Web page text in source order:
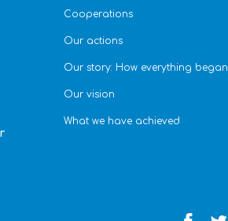
Cooperations
Our actions
Our story: How everything began
Our vision
What we have achieved